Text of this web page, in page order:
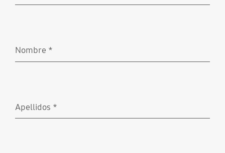
Nombre *
Apellidos *